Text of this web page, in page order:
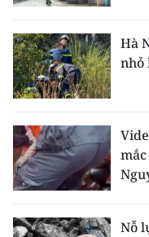
KHOA HỌC - CÔNG
MÔI TRƯỜNG
BẠN ĐỌC
KIỂM CHỨNG THÔNG
Hà
nhỏ
Nỗ